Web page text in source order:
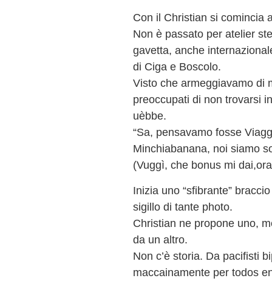
Con il Christian si comincia
Non è passato per atelier
gavetta, anche
di Ciga e Boscolo.
Visto che armeggiavamo di
preoccupati di non trovarsi
uèbbe.
“Sa, pensavamo fosse
Minchiabanana, noi siamo
(Vuggì, che bonus mi
Inizia uno “sfibrante”
sigillo di tante photo.
Christian ne propone uno,
da un altro.
Non c’è storia. Da pacifisti
maccainamente per todos